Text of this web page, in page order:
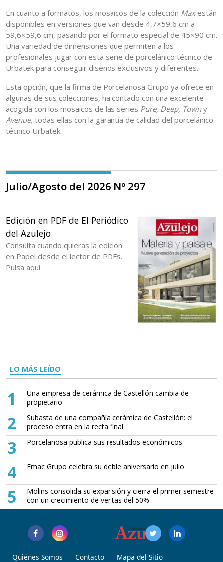
En cuanto a formatos, los mosaicos de la colección Maxestán
disponibles en versiones que van desde 4,7×59,6 cm a
59,6×59,6 cm, pasando por el formato especial de 45×90 cm.
Una variedad de dimensiones que permiten a los
profesionales jugar con esta serie de porcelánico técnico de
Urbatek para conseguir diseños exclusivos y diferentes.
Esta opción, que la firma de Porcelanosa Grupo ya ofrece en
algunas de sus colecciones, ha contado con una excelente
acogida con los mosaicos de las series Pure, Deep, Towny
Avenue, todas ellas con la garantía de calidad del porcelánico
técnico Urbatek.
Julio/Agosto del 2026 Nº 297
Edición en PDF de El Periódico
del Azulejo
Consulta cuando quieras la edición
en Papel desde el lector de PDFs.
Pulsa aquí
LO MÁS LEÍDO
1
Una empresa de cerámica de Castellón cambia de
propietario
2
Subasta de una compañía cerámica de Castellón: el
proceso entra en la recta final
3 Porcelanosa publica sus resultados económicos
4 Emac Grupo celebra su doble aniversario en julio
5
Molins consolida su expansión y cierra el primer semestre
con un crecimiento de ventas del 50%
Quiénes Somos Contacto Mapa del Sitio